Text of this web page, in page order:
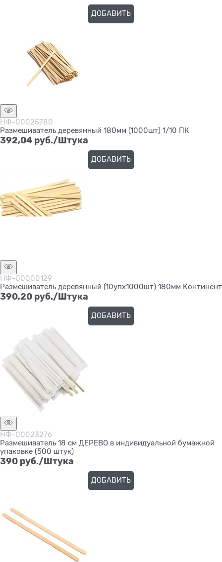
ДОБАВИТЬ
НФ-00025780
Размешиватель деревянный 180мм (1000шт) 1/10 ПК
392,04 руб./Штука
ДОБАВИТЬ
НФ-00000129
Размешиватель деревянный (10упх1000шт) 180мм Континент
390,20 руб./Штука
ДОБАВИТЬ
НФ-00023276
Размешиватель 18 см ДЕРЕВО в индивидуальной бумажной
упаковке (500 штук)
390 руб./Штука
ДОБАВИТЬ